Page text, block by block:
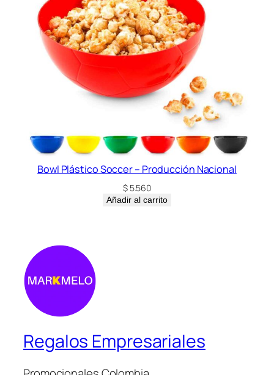
Bowl Plástico Soccer – Producción Nacional
$5.560
Añadir al carrito
Regalos Empresariales